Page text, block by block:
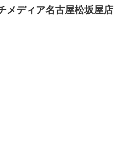
メディア名古屋松坂屋店